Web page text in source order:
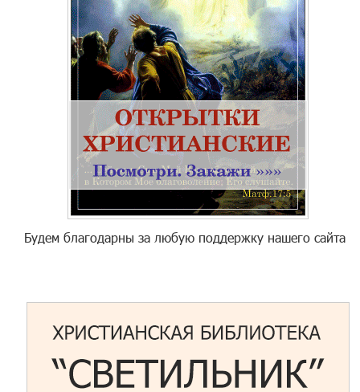
Будем благодарны за любую поддержку нашего сайта